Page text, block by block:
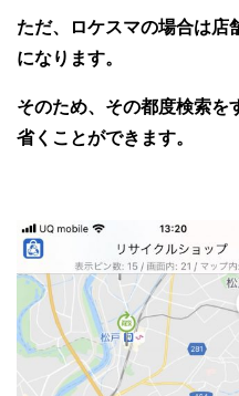
ただ、ロケスマの場合は店
になります。
そのため、その都度検索を
省くことができます。